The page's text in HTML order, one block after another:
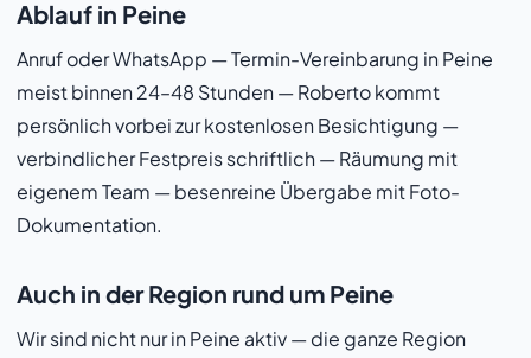
Ablauf in Peine
Anruf oder WhatsApp — Termin-Vereinbarung in Peine
meist binnen 24–48 Stunden — Roberto kommt
persönlich vorbei zur kostenlosen Besichtigung —
verbindlicher Festpreis schriftlich — Räumung mit
eigenem Team — besenreine Übergabe mit Foto-
Dokumentation.
Auch in der Region rund um Peine
Wir sind nicht nur in Peine aktiv — die ganze Region